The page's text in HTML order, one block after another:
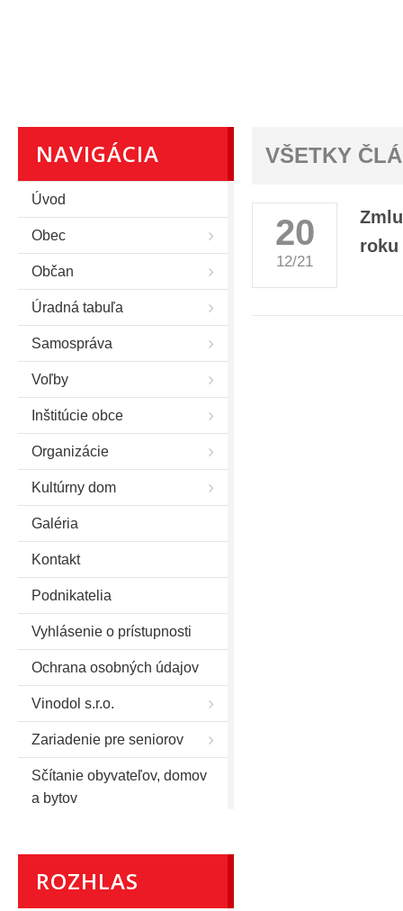
NAVIGÁCIA
Úvod
Obec
Občan
Úradná tabuľa
Samospráva
Voľby
Inštitúcie obce
Organizácie
Kultúrny dom
Galéria
Kontakt
Podnikatelia
Vyhlásenie o prístupnosti
Ochrana osobných údajov
Vinodol s.r.o.
Zariadenie pre seniorov
Sčítanie obyvateľov, domov
a bytov
ROZHLAS
VŠETKY
20
12/21
roku